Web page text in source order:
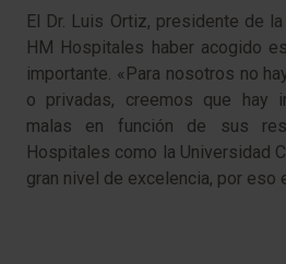
El Dr. Luis Ortiz, presidente de
HM Hospitales haber acogido
importante. «Para nosotros no
o privadas, creemos que hay
malas en función de sus
Hospitales como la Universidad
gran nivel de excelencia, por eso